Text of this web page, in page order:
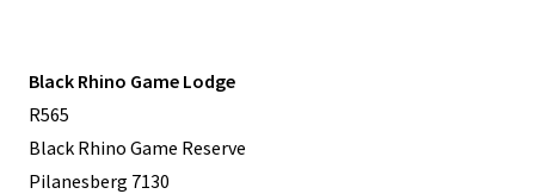
Black Rhino Game Lodge
R565
Black Rhino Game Reserve
Pilanesberg 7130